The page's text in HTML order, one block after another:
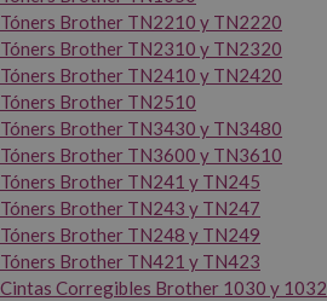
Tóners Brother TN2210 y TN2220
Tóners Brother TN2310 y TN2320
Tóners Brother TN2410 y TN2420
Tóners Brother TN2510
Tóners Brother TN3430 y TN3480
Tóners Brother TN3600 y TN3610
Tóners Brother TN241 y TN245
Tóners Brother TN243 y TN247
Tóners Brother TN248 y TN249
Tóners Brother TN421 y TN423
Cintas Corregibles Brother 1030 y 1032